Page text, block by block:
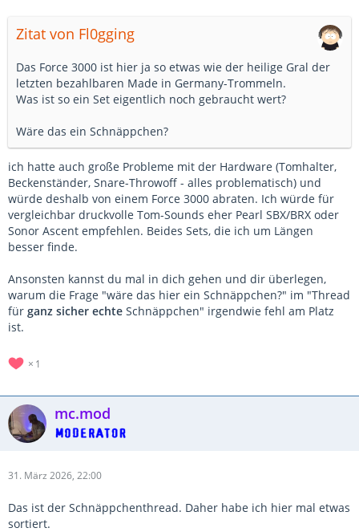
Zitat von Fl0gging
Das Force 3000 ist hier ja so etwas wie der heilige Gral der
letzten bezahlbaren Made in Germany-Trommeln.
Was ist so ein Set eigentlich noch gebraucht wert?
Wäre das ein Schnäppchen?
ich hatte auch große Probleme mit der Hardware (Tomhalter,
Beckenständer, Snare-Throwoff - alles problematisch) und
würde deshalb von einem Force 3000 abraten. Ich würde für
vergleichbar druckvolle Tom-Sounds eher Pearl SBX/BRX oder
Sonor Ascent empfehlen. Beides Sets, die ich um Längen
besser finde.
Ansonsten kannst du mal in dich gehen und dir überlegen,
warum die Frage "wäre das hier ein Schnäppchen?" im "Thread
für ganz sicher echte Schnäppchen" irgendwie fehl am Platz
ist.
1
mc.mod
31. März 2026, 22:00
Das ist der Schnäppchenthread. Daher habe ich hier mal etwas
sortiert.